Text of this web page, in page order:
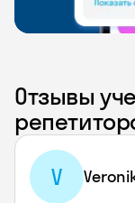
Отзывы
V